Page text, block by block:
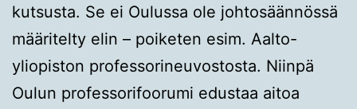
kutsusta. Se ei Oulussa ole johtosäännössä
määritelty elin – poiketen esim. Aalto-
yliopiston professorineuvostosta. Niinpä
Oulun professorifoorumi edustaa aitoa